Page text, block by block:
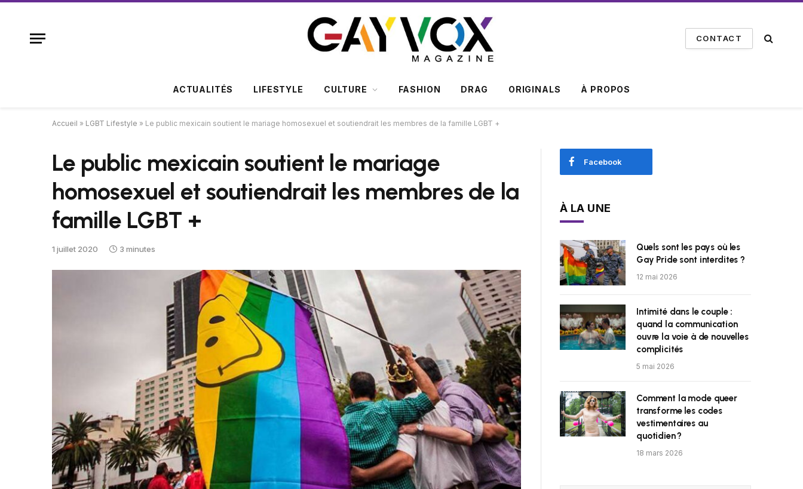
CONTACT
ACTUALITÉS LIFESTYLE CULTURE FASHION DRAG ORIGINALS À PROPOS
Accueil » LGBT Lifestyle » Le public mexicain soutient le mariage homosexuel et soutiendrait les membres de la famille LGBT +
Le public mexicain soutient le mariage
homosexuel et soutiendrait les membres de la
famille LGBT +
1 juillet 2020 3 minutes
Facebook
À LA UNE
Quels sont les pays où les
Gay Pride sont interdites ?
12 mai 2026
Intimité dans le couple :
quand la communication
ouvre la voie à de nouvelles
complicités
5 mai 2026
Comment la mode queer
transforme les codes
vestimentaires au
quotidien ?
18 mars 2026